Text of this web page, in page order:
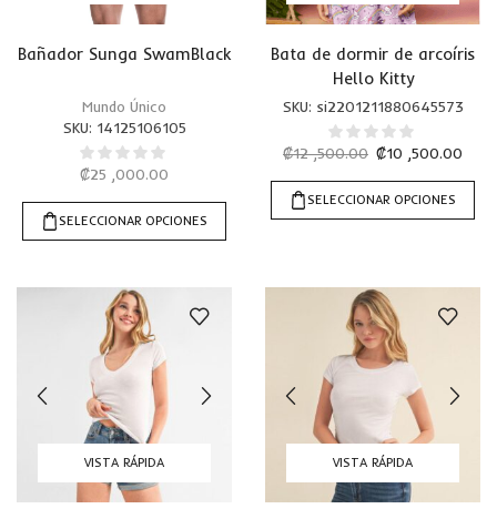
Bañador Sunga SwamBlack
Mundo Único
SKU: 14125106105
₡25 ,000.00
SELECCIONAR OPCIONES
Bata de dormir de arcoíris
Hello Kitty
SKU: si2201211880645573
₡12 ,500.00 ₡10 ,500.00
SELECCIONAR OPCIONES
VISTA RÁPIDA VISTA RÁPIDA